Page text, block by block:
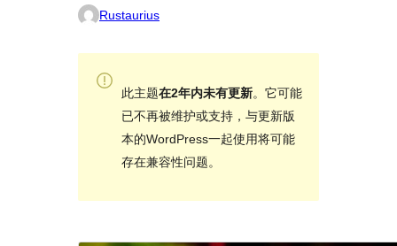
Rustaurius
此主题在2年内未有更新。它可能
已不再被维护或支持，与更新版
本的WordPress一起使用将可能
存在兼容性问题。